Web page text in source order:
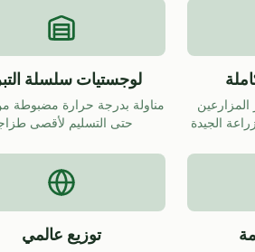
الجيدة
لوجستيات سلسلة
مناولة بدرجة حرارة مضبوطة من
حتى التسليم لأقصى
توزيع عالمي